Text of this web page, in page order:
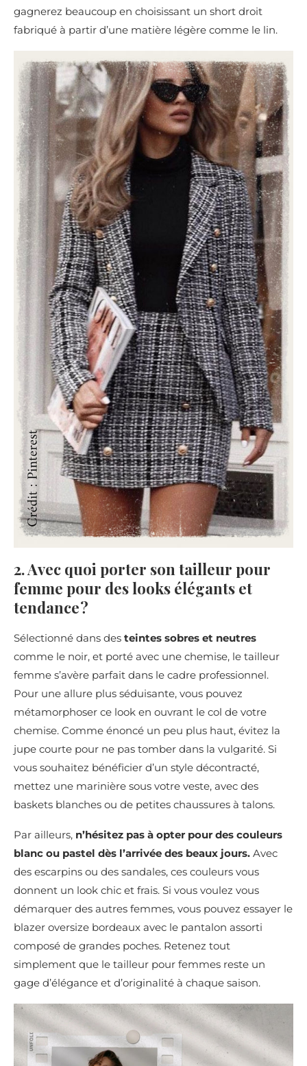
gagnerez beaucoup en choisissant un short droit
fabriqué à partir d’une matière légère comme le lin.
2. Avec quoi porter son tailleur pour
femme pour des looks élégants et
tendance ?
Sélectionné dans des teintes sobres et neutres
comme le noir, et porté avec une chemise, le tailleur
femme s’avère parfait dans le cadre professionnel.
Pour une allure plus séduisante, vous pouvez
métamorphoser ce look en ouvrant le col de votre
chemise. Comme énoncé un peu plus haut, évitez la
jupe courte pour ne pas tomber dans la vulgarité. Si
vous souhaitez bénéficier d’un style décontracté,
mettez une marinière sous votre veste, avec des
baskets blanches ou de petites chaussures à talons.
Par ailleurs, n’hésitez pas à opter pour des couleurs
blanc ou pastel dès l’arrivée des beaux jours. Avec
des escarpins ou des sandales, ces couleurs vous
donnent un look chic et frais. Si vous voulez vous
démarquer des autres femmes, vous pouvez essayer le
blazer oversize bordeaux avec le pantalon assorti
composé de grandes poches. Retenez tout
simplement que le tailleur pour femmes reste un
gage d’élégance et d’originalité à chaque saison.